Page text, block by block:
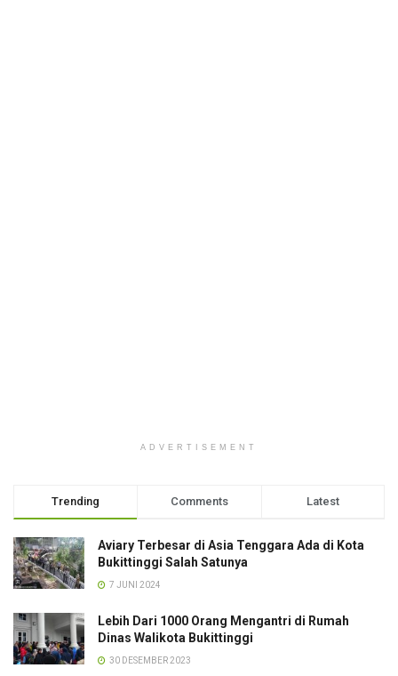
ADVERTISEMENT
Trending Comments Latest
Aviary Terbesar di Asia Tenggara Ada di Kota
Bukittinggi Salah Satunya
7 JUNI 2024
Lebih Dari 1000 Orang Mengantri di Rumah
Dinas Walikota Bukittinggi
30 DESEMBER 2023